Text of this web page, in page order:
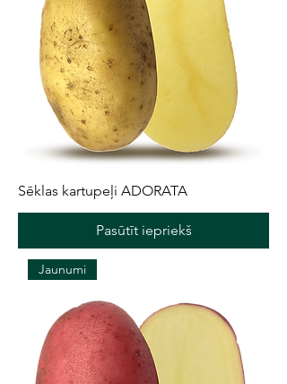
Sēklas kartupeļi ADORATA
Pasūtīt iepriekš
Jaunumi